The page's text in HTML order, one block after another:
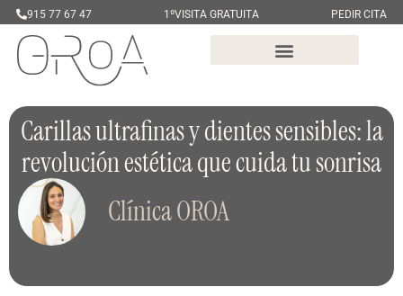
915 77 67 47 1ºVISITA GRATUITA PEDIR CITA
Carillas ultrafinas y dientes sensibles: la
revolución estética que cuida tu sonrisa
Clínica OROA